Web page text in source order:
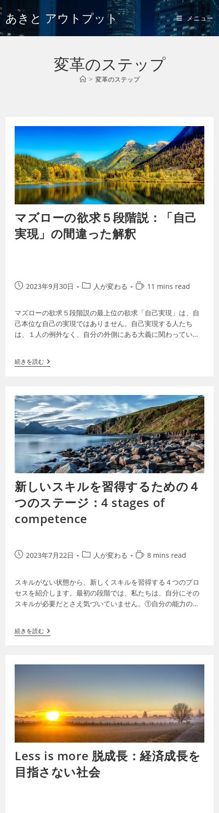
あきと アウトプット メニュー
変革のステップ
> 変革のステップ
マズローの欲求５段階説：「自己
実現」の間違った解釈
2023年9月30日 人が変わる 11 mins read
マズローの欲求５段階説の最上位の欲求「自己実現」は、自
己本位な自己の実現ではありません。自己実現する人たち
は、１人の例外なく、自分の外側にある大義に関わっていま
続きを読む
新しいスキルを習得するための４
つのステージ：4 stages of
competence
2023年7月22日 人が変わる 8 mins read
スキルがない状態から、新しくスキルを習得する４つのプロ
セスを紹介します。最初の段階では、私たちは、自分にその
スキルが必要だとさえ気づいていません。①自分の能力のな
続きを読む
Less is more 脱成長：経済成長を
目指さない社会